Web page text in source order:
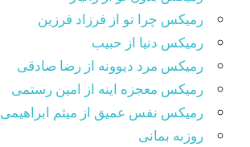
رمیکس چرا تو از فرزاد فرزین
رمیکس دنیا از حبیب
رمیکس مرد دیوونه از رضا صادقی
رمیکس معجزه اینه از امین رستمی
رمیکس نفس عمیق از میثم ابراهیمی
روزبه بمانی